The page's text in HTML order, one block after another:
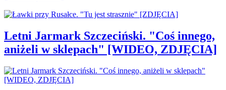
Letni Jarmark Szczeciński. "Coś innego,
aniżeli w sklepach" [WIDEO, ZDJĘCIA]